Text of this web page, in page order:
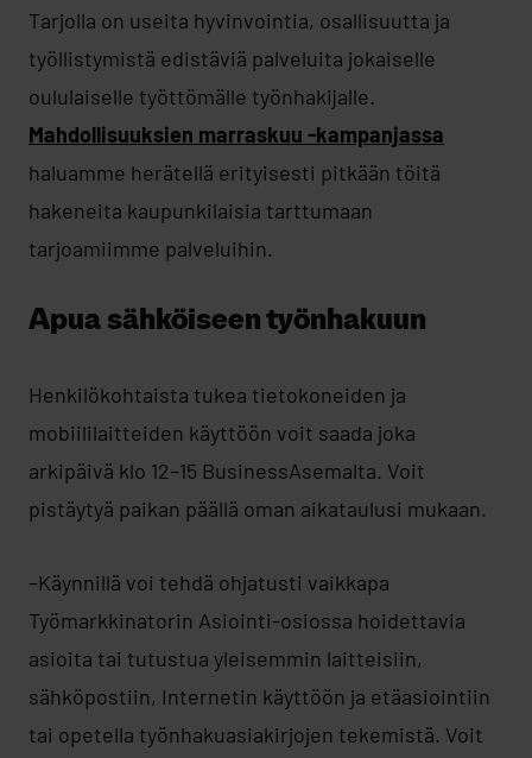
Tarjolla on useita hyvinvointia, osallisuutta ja
työllistymistä edistäviä palveluita jokaiselle
oululaiselle työttömälle työnhakijalle.
Mahdollisuuksien marraskuu -kampanjassa
haluamme herätellä erityisesti pitkään töitä
hakeneita kaupunkilaisia tarttumaan
tarjoamiimme palveluihin.
Apua sähköiseen työnhakuun
Henkilökohtaista tukea tietokoneiden ja
mobiililaitteiden käyttöön voit saada joka
arkipäivä klo 12–15 BusinessAsemalta. Voit
pistäytyä paikan päällä oman aikataulusi mukaan.
–Käynnillä voi tehdä ohjatusti vaikkapa
Työmarkkinatorin Asiointi-osiossa hoidettavia
asioita tai tutustua yleisemmin laitteisiin,
sähköpostiin, Internetin käyttöön ja etäasiointiin
tai opetella työnhakuasiakirjojen tekemistä. Voit